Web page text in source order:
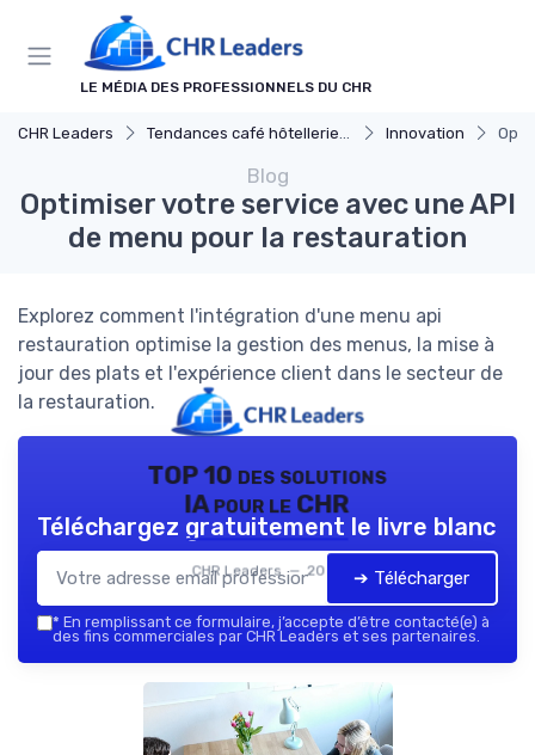
LE MÉDIA DES PROFESSIONNELS DU CHR
CHR Leaders Tendances café hôtellerie et restauration Innovation
Blog
Optimiser votre service avec une API
de menu pour la restauration
Explorez comment l'intégration d'une menu api
restauration optimise la gestion des menus, la mise à
jour des plats et l'expérience client dans le secteur de
la restauration.
TOP 10 des solutions
IA pour le CHR
CHR Leaders — 2026
Téléchargez gratuitement le livre blanc
➔ Télécharger
* En remplissant ce formulaire, j’accepte d’être contacté(e) à
des fins commerciales par CHR Leaders et ses partenaires.
Panneau de gestion des cookies